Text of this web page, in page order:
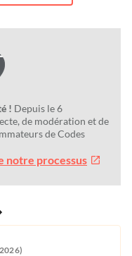
! Depuis le 6
de modération et de
de Codes
notre processus